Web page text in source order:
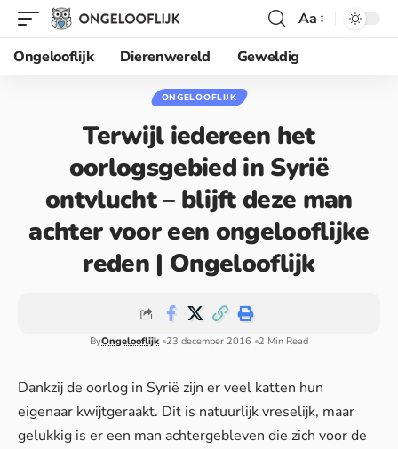
Aa
Ongelooflijk
Dierenwereld Geweldig
ONGELOOFLIJK
Terwijl iedereen het
oorlogsgebied in Syrië
ontvlucht – blijft deze man
achter voor een ongelooflijke
reden | Ongelooflijk
ByOngelooflijk 23 december 2016 2 Min Read
Dankzij de oorlog in Syrië zijn er veel katten hun
eigenaar kwijtgeraakt. Dit is natuurlijk vreselijk, maar
gelukkig is er een man achtergebleven die zich voor de